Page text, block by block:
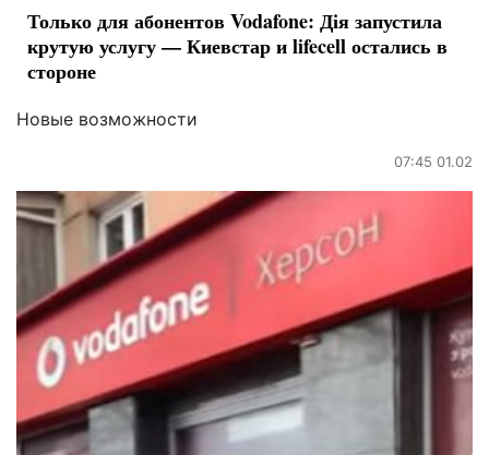
Только для абонентов Vodafone: Дія запустила
крутую услугу — Киевстар и lifecell остались в
стороне
Новые возможности
07:45 01.02